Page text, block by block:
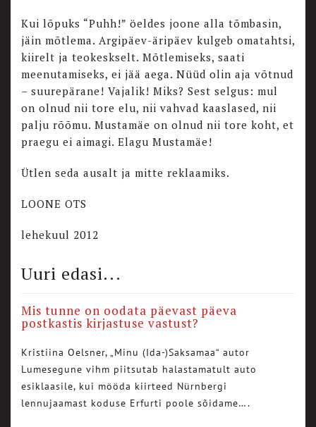
Kui lõpuks “Puhh!” öeldes joone alla tõmbasin,
jäin mõtlema. Argipäev-äripäev kulgeb omatahtsi,
kiirelt ja teokeskselt. Mõtlemiseks, saati
meenutamiseks, ei jää aega. Nüüd olin aja võtnud
– suurepärane! Vajalik! Miks? Sest selgus: mul
on olnud nii tore elu, nii vahvad kaaslased, nii
palju rõõmu. Mustamäe on olnud nii tore koht, et
praegu ei aimagi. Elagu Mustamäe!
Ütlen seda ausalt ja mitte reklaamiks.
LOONE OTS
lehekuul 2012
Uuri edasi...
Mis tunne on oodata päevast päeva
postkastis kirjastuse vastust?
Kristiina Oelsner, „Minu (Ida-)Saksamaa“ autor
Lumesegune vihm piitsutab halastamatult auto
esiklaasile, kui mööda kiirteed Nürnbergi
lennujaamast koduse Erfurti poole sõidame….